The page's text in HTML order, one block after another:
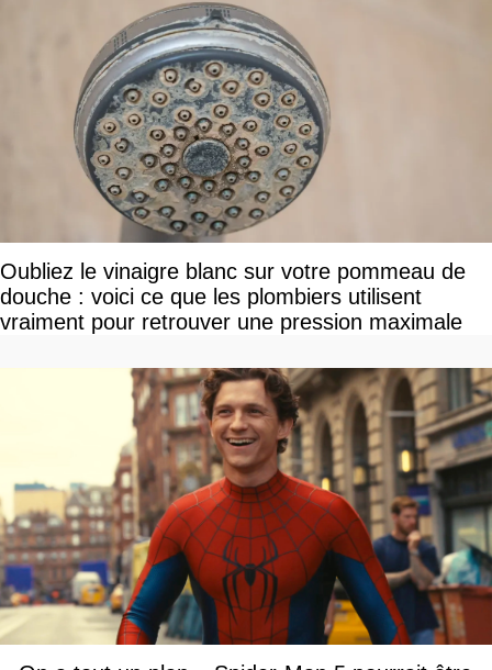
Oubliez le vinaigre blanc sur votre pommeau de
douche : voici ce que les plombiers utilisent
vraiment pour retrouver une pression maximale